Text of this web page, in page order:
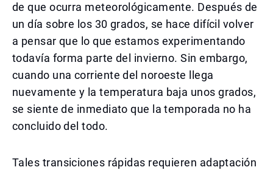
de que ocurra meteorológicamente. Después de
un día sobre los 30 grados, se hace difícil volver
a pensar que lo que estamos experimentando
todavía forma parte del invierno. Sin embargo,
cuando una corriente del noroeste llega
nuevamente y la temperatura baja unos grados,
se siente de inmediato que la temporada no ha
concluido del todo.
Tales transiciones rápidas requieren adaptación